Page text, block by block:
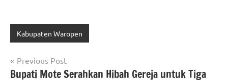
Kabupaten Waropen
Navigasi
Previous Post
Bupati Mote Serahkan Hibah Gereja untuk Tiga